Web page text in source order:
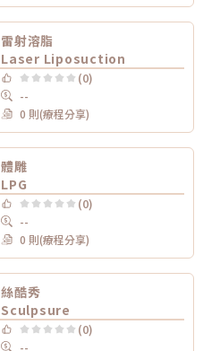
雷射溶脂
Laser Liposuction
(0)
--
0 則(療程分享)
體雕
LPG
(0)
--
0 則(療程分享)
絲酷秀
Sculpsure
(0)
--